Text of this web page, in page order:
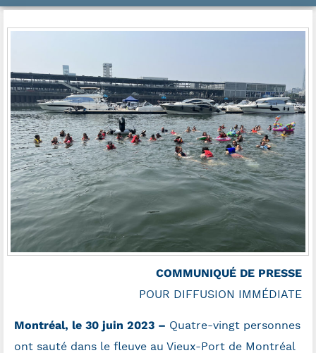
COMMUNIQUÉ DE PRESSE
POUR DIFFUSION IMMÉDIATE
Montréal, le 30 juin 2023 – Quatre-vingt personnes
ont sauté dans le fleuve au Vieux-Port de Montréal